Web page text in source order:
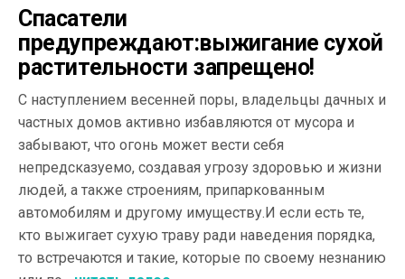
Спасатели
предупреждают:выжигание сухой
растительности запрещено!
С наступлением весенней поры, владельцы дачных и
частных домов активно избавляются от мусора и
забывают, что огонь может вести себя
непредсказуемо, создавая угрозу здоровью и жизни
людей, а также строениям, припаркованным
автомобилям и другому имуществу.И если есть те,
кто выжигает сухую траву ради наведения порядка,
то встречаются и такие, которые по своему незнанию